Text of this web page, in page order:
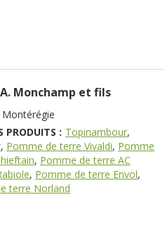
A. Monchamp et fils
Montérégie
PRODUITS : Topinambour,
, Pomme de terre Vivaldi, Pomme
, Pomme de terre AC
, Pomme de terre Envol,
terre Norland